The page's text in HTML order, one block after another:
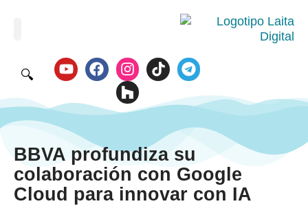
🔍
BBVA profundiza su
colaboración con Google
Cloud para innovar con IA